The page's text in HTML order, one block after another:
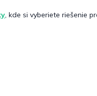
, kde si vyberiete riešenie